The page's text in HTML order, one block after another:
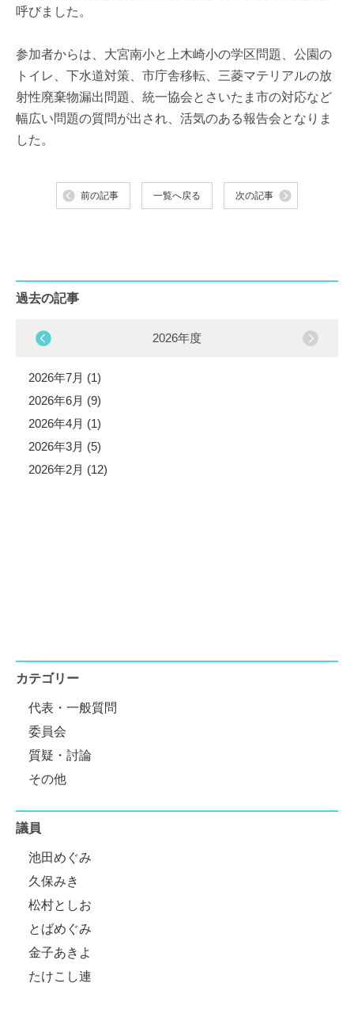
呼びました。
参加者からは、大宮南小と上木崎小の学区問題、公園の
トイレ、下水道対策、市庁舎移転、三菱マテリアルの放
射性廃棄物漏出問題、統一協会とさいたま市の対応など
幅広い問題の質問が出され、活気のある報告会となりま
した。
前の記事 一覧へ戻る 次の記事
過去の記事
2026年度
2026年7月 (1)
2026年6月 (9)
2026年4月 (1)
2026年3月 (5)
2026年2月 (12)
カテゴリー
代表・一般質問
委員会
質疑・討論
その他
議員
池田めぐみ
久保みき
松村としお
とばめぐみ
金子あきよ
たけこし連